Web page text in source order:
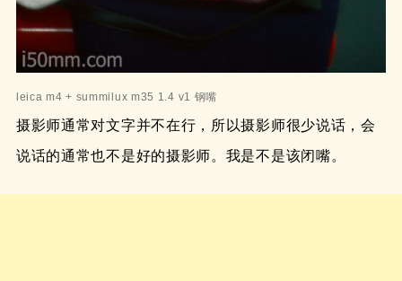
leica m4 + summilux m35 1.4 v1 钢嘴
摄影师通常对文字并不在行，所以摄影师很少说话，会
说话的通常也不是好的摄影师。我是不是该闭嘴。